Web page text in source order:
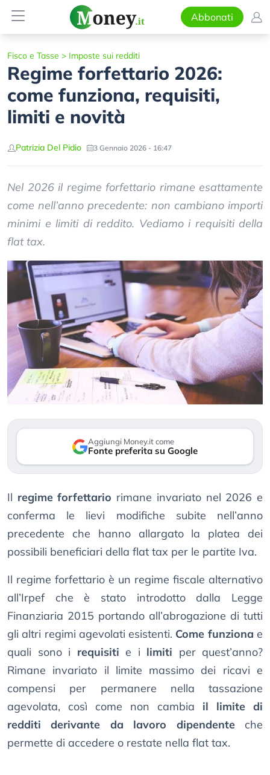
Abbonati
Fisco e Tasse > Imposte sui redditi
Regime forfettario 2026:
come funziona, requisiti,
limiti e novità
Patrizia Del Pidio 3 Gennaio 2026 - 16:47
Nel 2026 il regime forfettario rimane esattamente
come nell’anno precedente: non cambiano importi
minimi e limiti di reddito. Vediamo i requisiti della
flat tax.
Aggiungi Money.it come
Fonte preferita su Google
Il regime forfettario rimane invariato nel 2026 e
conferma le lievi modifiche subite nell’anno
precedente che hanno allargato la platea dei
possibili beneficiari della flat tax per le partite Iva.
Il regime forfettario è un regime fiscale alternativo
all’Irpef che è stato introdotto dalla Legge
Finanziaria 2015 portando all’abrogazione di tutti
gli altri regimi agevolati esistenti. Come funziona e
quali sono i requisiti e i limiti per quest’anno?
Rimane invariato il limite massimo dei ricavi e
compensi per permanere nella tassazione
agevolata, così come non cambia il limite di
redditi derivante da lavoro dipendenteche
permette di accedere o restate nella flat tax.